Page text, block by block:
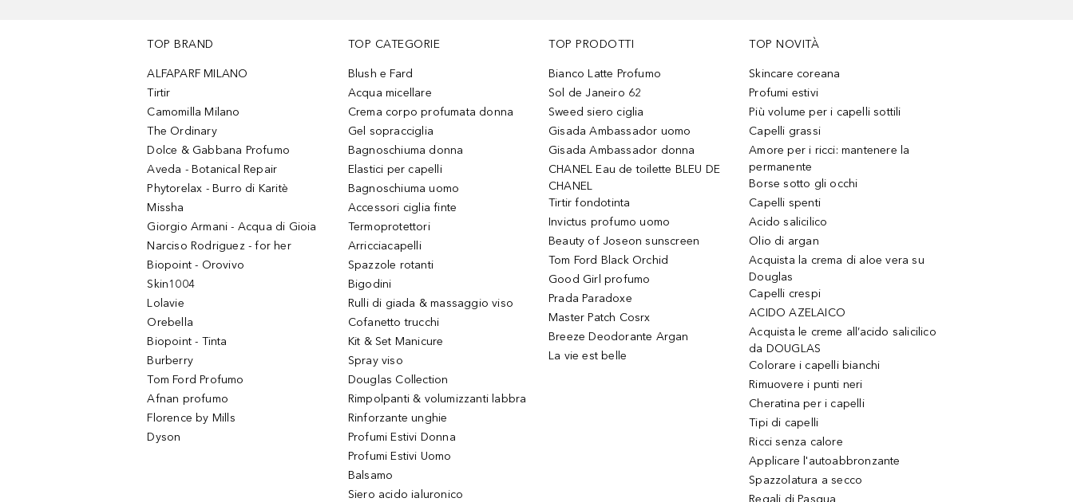
TOP BRAND
ALFAPARF MILANO
Tirtir
Camomilla Milano
The Ordinary
Dolce & Gabbana Profumo
Aveda - Botanical Repair
Phytorelax - Burro di Karitè
Missha
Giorgio Armani - Acqua di Gioia
Narciso Rodriguez - for her
Biopoint - Orovivo
Skin1004
Lolavie
Orebella
Biopoint - Tinta
Burberry
Tom Ford Profumo
Afnan profumo
Florence by Mills
Dyson
TOP CATEGORIE
Blush e Fard
Acqua micellare
Crema corpo profumata donna
Gel sopracciglia
Bagnoschiuma donna
Elastici per capelli
Bagnoschiuma uomo
Accessori ciglia finte
Termoprotettori
Arricciacapelli
Spazzole rotanti
Bigodini
Rulli di giada & massaggio viso
Cofanetto trucchi
Kit & Set Manicure
Spray viso
Douglas Collection
Rimpolpanti & volumizzanti labbra
Rinforzante unghie
Profumi Estivi Donna
Profumi Estivi Uomo
Balsamo
Siero acido ialuronico
TOP PRODOTTI
Bianco Latte Profumo
Sol de Janeiro 62
Sweed siero ciglia
Gisada Ambassador uomo
Gisada Ambassador donna
CHANEL Eau de toilette BLEU DE
CHANEL
Tirtir fondotinta
Invictus profumo uomo
Beauty of Joseon sunscreen
Tom Ford Black Orchid
Good Girl profumo
Prada Paradoxe
Master Patch Cosrx
Breeze Deodorante Argan
La vie est belle
TOP NOVITÀ
Skincare coreana
Profumi estivi
Più volume per i capelli sottili
Capelli grassi
Amore per i ricci: mantenere la
permanente
Borse sotto gli occhi
Capelli spenti
Acido salicilico
Olio di argan
Acquista la crema di aloe vera su
Douglas
Capelli crespi
ACIDO AZELAICO
Acquista le creme all’acido salicilico
da DOUGLAS
Colorare i capelli bianchi
Rimuovere i punti neri
Cheratina per i capelli
Tipi di capelli
Ricci senza calore
Applicare l'autoabbronzante
Spazzolatura a secco
Regali di Pasqua